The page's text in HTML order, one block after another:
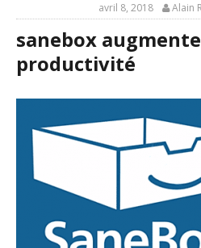
avril 8, 2018 Alain
sanebox
productivité